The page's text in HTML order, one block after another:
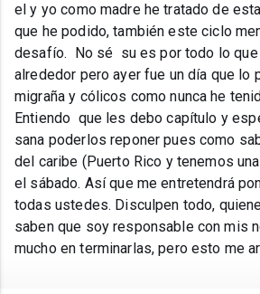
el y yo como madre he tratado de
que he podido, también este ciclo
desafío. No sé su es por todo lo que
alrededor pero ayer fue un día que lo
migraña y cólicos como nunca he
Entiendo que les debo capítulo y
sana poderlos reponer pues como
del caribe (Puerto Rico y tenemos
el sábado. Así que me entretendrá
todas ustedes. Disculpen todo,
saben que soy responsable con mis
mucho en terminarlas, pero esto me